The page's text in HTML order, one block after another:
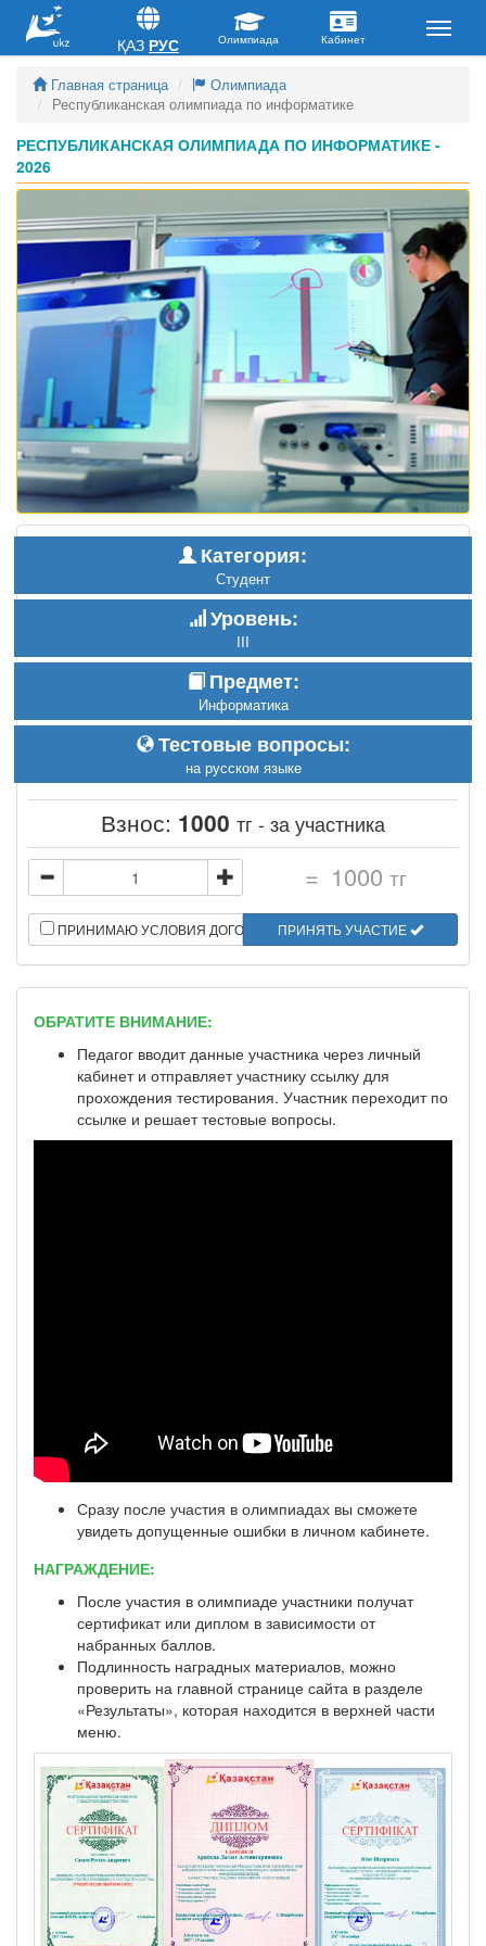
Главная страница
Олимпиада
Республиканская олимпиада по информатике
РЕСПУБЛИКАНСКАЯ ОЛИМПИАДА ПО ИНФОРМАТИКЕ -
2026
Категория:
Студент
Уровень:
III
Предмет:
Информатика
Тестовые вопросы:
на русском языке
Взнос: 1000 тг - за участника
= 1000 тг
ПРИНИМАЮ УСЛОВИЯ ДОГОВОРА ПРИНЯТЬ УЧАСТИЕ
ОБРАТИТЕ ВНИМАНИЕ:
Педагог вводит данные участника через личный
кабинет и отправляет участнику ссылку для
прохождения тестирования. Участник переходит по
ссылке и решает тестовые вопросы.
Сразу после участия в олимпиадах вы сможете
увидеть допущенные ошибки в личном кабинете.
НАГРАЖДЕНИЕ:
После участия в олимпиаде участники получат
сертификат или диплом в зависимости от
набранных баллов.
Подлинность наградных материалов, можно
проверить на главной странице сайта в разделе
«Результаты», которая находится в верхней части
меню.
ҚАЗ РУС